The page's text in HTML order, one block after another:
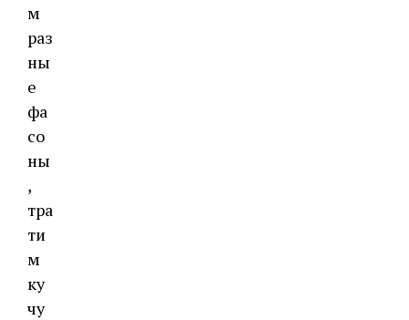
м
раз
ны
е
фа
со
ны
,
тра
ти
м
ку
чу